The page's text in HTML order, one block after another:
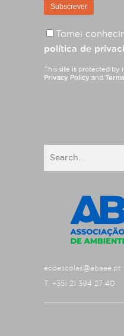
Tomei
política de
This site is protected by
Privacy Policy and
ecoescolas@abaae.pt
T. +351 21 394 27 40